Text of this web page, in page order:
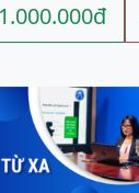
1.000.000đ